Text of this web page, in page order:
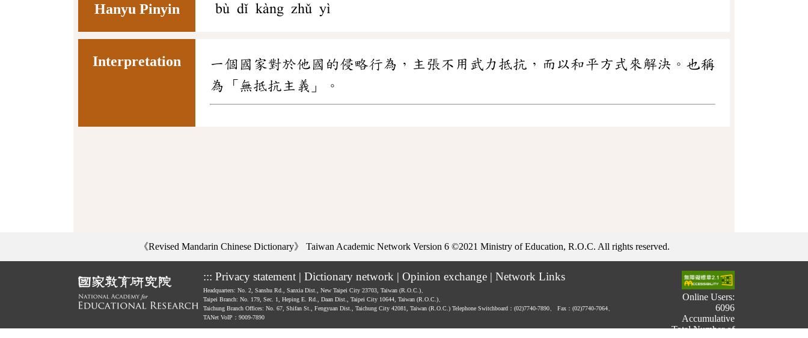
Hanyu Pinyin bù dǐ kàng zhǔ yì
Interpretation
一個國家對於他國的侵略行為，主張不用武力抵抗，而以和平方式來解決。也稱
為「無抵抗主義」。
《Revised Mandarin Chinese Dictionary》 Taiwan Academic Network Version 6 ©2021 Ministry of Education, R.O.C. All rights reserved.
::: Privacy statement | Dictionary network | Opinion exchange | Network Links
Headquarters: No. 2, Sanshu Rd., Sanxia Dist., New Taipei City 23703, Taiwan (R.O.C.)、
Taipei Branch: No. 179, Sec. 1, Heping E. Rd., Daan Dist., Taipei City 10644, Taiwan (R.O.C.)、
Taichung Branch Offices: No. 67, Shifan St., Fengyuan Dist., Taichung City 42081, Taiwan (R.O.C.) Telephone Switchboard：(02)7740-7890、
Fax：(02)7740-7064、
TANet VoIP：9009-7890
Online Users:
6096
Accumulative
Total Number of